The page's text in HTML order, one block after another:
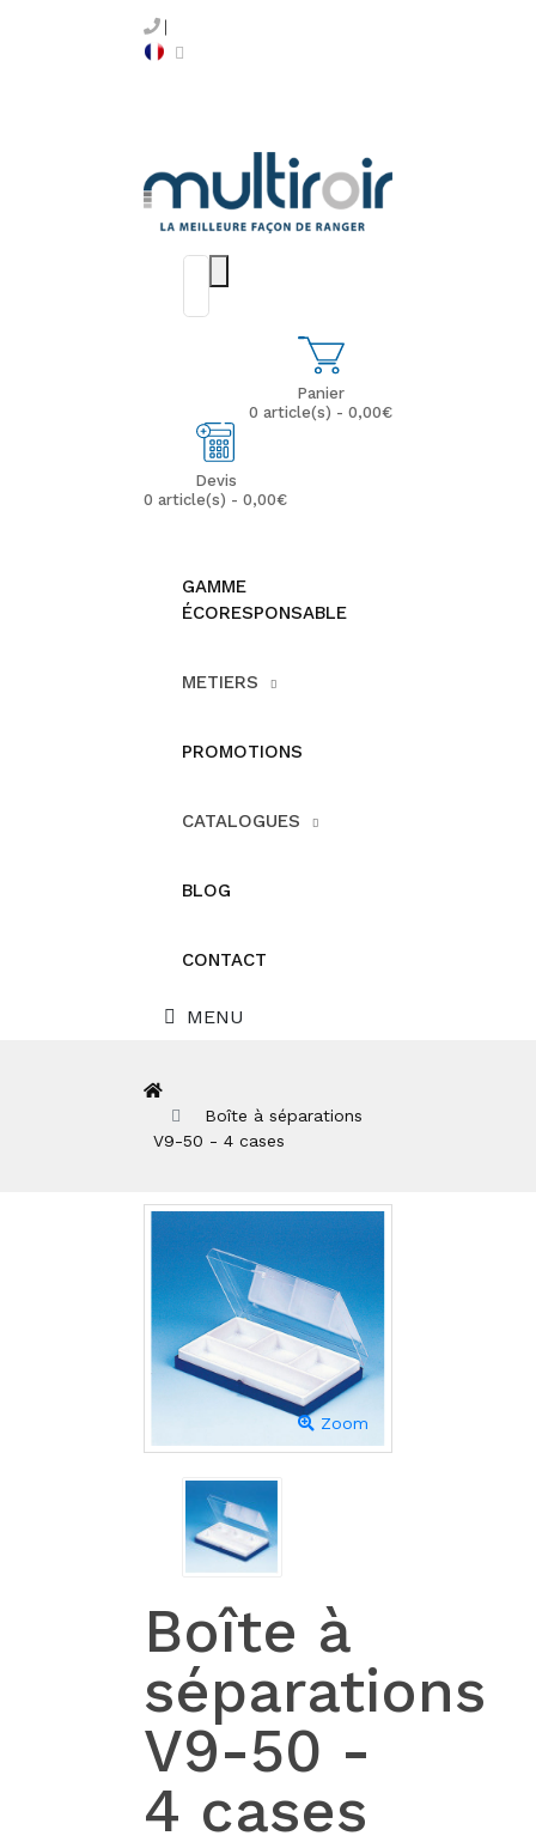
Panier
0 article(s) - 0,00€
Devis
0 article(s) - 0,00€
GAMME
ÉCORESPONSABLE
METIERS
PROMOTIONS
CATALOGUES
BLOG
CONTACT
MENU
Boîte à séparations
V9-50 - 4 cases
Zoom
Boîte à
séparations
V9-50 -
4 cases